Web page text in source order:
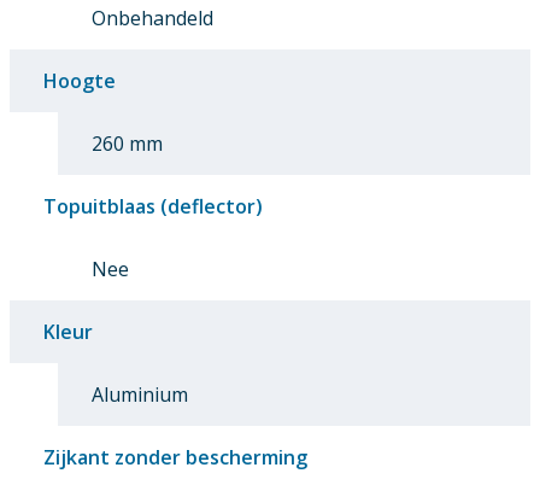
Onbehandeld
Hoogte
260 mm
Topuitblaas (deflector)
Nee
Kleur
Aluminium
Zijkant zonder bescherming